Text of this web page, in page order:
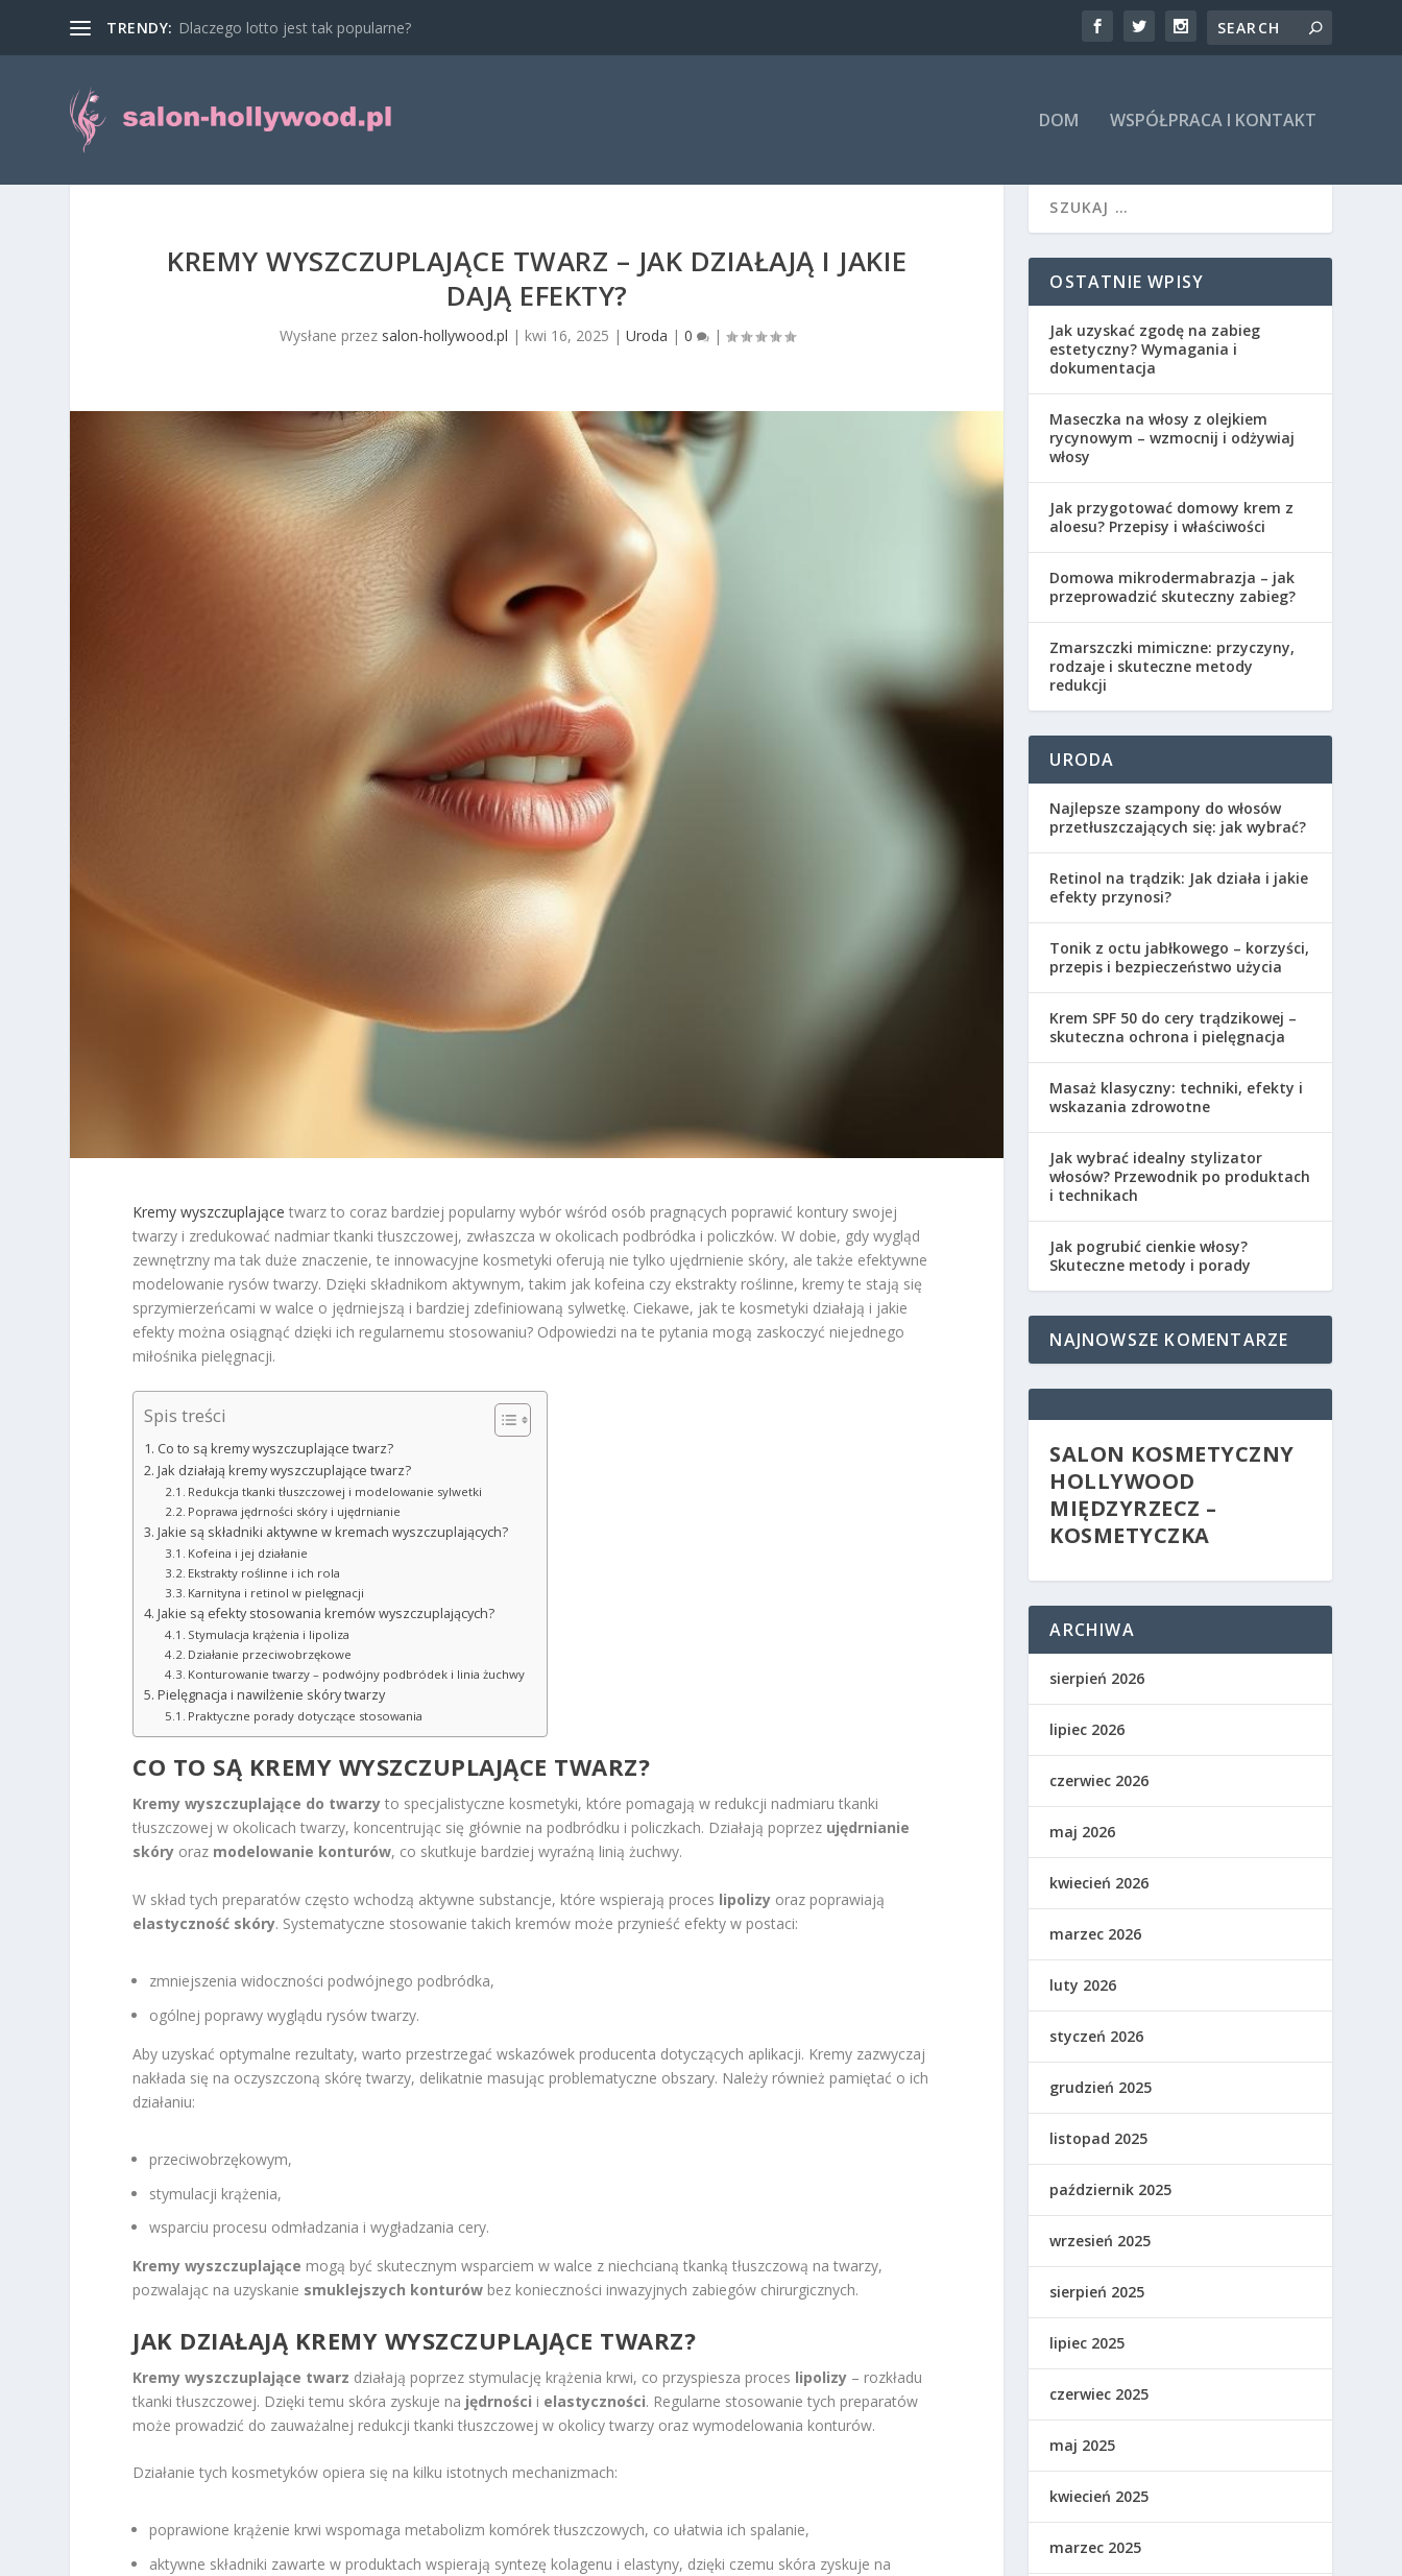
TRENDY: Dlaczego lotto jest tak popularne?
DOM WSPÓŁPRACA I KONTAKT
KREMY WYSZCZUPLAJĄCE TWARZ – JAK DZIAŁAJĄ I JAKIE
DAJĄ EFEKTY?
Wysłane przez salon-hollywood.pl | kwi 16, 2025 | Uroda | 0 |
Kremy wyszczuplające twarz to coraz bardziej popularny wybór wśród osób pragnących poprawić kontury swojej
twarzy i zredukować nadmiar tkanki tłuszczowej, zwłaszcza w okolicach podbródka i policzków. W dobie, gdy wygląd
zewnętrzny ma tak duże znaczenie, te innowacyjne kosmetyki oferują nie tylko ujędrnienie skóry, ale także efektywne
modelowanie rysów twarzy. Dzięki składnikom aktywnym, takim jak kofeina czy ekstrakty roślinne, kremy te stają się
sprzymierzeńcami w walce o jędrniejszą i bardziej zdefiniowaną sylwetkę. Ciekawe, jak te kosmetyki działają i jakie
efekty można osiągnąć dzięki ich regularnemu stosowaniu? Odpowiedzi na te pytania mogą zaskoczyć niejednego
miłośnika pielęgnacji.
Spis treści
Co to są kremy wyszczuplające twarz?
Jak działają kremy wyszczuplające twarz?
Redukcja tkanki tłuszczowej i modelowanie sylwetki
Poprawa jędrności skóry i ujędrnianie
Jakie są składniki aktywne w kremach wyszczuplających?
Kofeina i jej działanie
Ekstrakty roślinne i ich rola
Karnityna i retinol w pielęgnacji
Jakie są efekty stosowania kremów wyszczuplających?
Stymulacja krążenia i lipoliza
Działanie przeciwobrzękowe
Konturowanie twarzy – podwójny podbródek i linia żuchwy
Pielęgnacja i nawilżenie skóry twarzy
Praktyczne porady dotyczące stosowania
CO TO SĄ KREMY WYSZCZUPLAJĄCE TWARZ?
Kremy wyszczuplające do twarzy to specjalistyczne kosmetyki, które pomagają w redukcji nadmiaru tkanki
tłuszczowej w okolicach twarzy, koncentrując się głównie na podbródku i policzkach. Działają poprzez ujędrnianie
skóry oraz modelowanie konturów, co skutkuje bardziej wyraźną linią żuchwy.
W skład tych preparatów często wchodzą aktywne substancje, które wspierają proces lipolizy oraz poprawiają
elastyczność skóry. Systematyczne stosowanie takich kremów może przynieść efekty w postaci:
zmniejszenia widoczności podwójnego podbródka,
ogólnej poprawy wyglądu rysów twarzy.
Aby uzyskać optymalne rezultaty, warto przestrzegać wskazówek producenta dotyczących aplikacji. Kremy zazwyczaj
nakłada się na oczyszczoną skórę twarzy, delikatnie masując problematyczne obszary. Należy również pamiętać o ich
działaniu:
przeciwobrzękowym,
stymulacji krążenia,
wsparciu procesu odmładzania i wygładzania cery.
Kremy wyszczuplające mogą być skutecznym wsparciem w walce z niechcianą tkanką tłuszczową na twarzy,
pozwalając na uzyskanie smuklejszych konturów bez konieczności inwazyjnych zabiegów chirurgicznych.
JAK DZIAŁAJĄ KREMY WYSZCZUPLAJĄCE TWARZ?
Kremy wyszczuplające twarz działają poprzez stymulację krążenia krwi, co przyspiesza proces lipolizy – rozkładu
tkanki tłuszczowej. Dzięki temu skóra zyskuje na jędrności i elastyczności. Regularne stosowanie tych preparatów
może prowadzić do zauważalnej redukcji tkanki tłuszczowej w okolicy twarzy oraz wymodelowania konturów.
Działanie tych kosmetyków opiera się na kilku istotnych mechanizmach:
poprawione krążenie krwi wspomaga metabolizm komórek tłuszczowych, co ułatwia ich spalanie,
aktywne składniki zawarte w produktach wspierają syntezę kolagenu i elastyny, dzięki czemu skóra zyskuje na
OSTATNIE WPISY
Jak uzyskać zgodę na zabieg
estetyczny? Wymagania i
dokumentacja
Maseczka na włosy z olejkiem
rycynowym – wzmocnij i odżywiaj
włosy
Jak przygotować domowy krem z
aloesu? Przepisy i właściwości
Domowa mikrodermabrazja – jak
przeprowadzić skuteczny zabieg?
Zmarszczki mimiczne: przyczyny,
rodzaje i skuteczne metody
redukcji
URODA
Najlepsze szampony do włosów
przetłuszczających się: jak wybrać?
Retinol na trądzik: Jak działa i jakie
efekty przynosi?
Tonik z octu jabłkowego – korzyści,
przepis i bezpieczeństwo użycia
Krem SPF 50 do cery trądzikowej –
skuteczna ochrona i pielęgnacja
Masaż klasyczny: techniki, efekty i
wskazania zdrowotne
Jak wybrać idealny stylizator
włosów? Przewodnik po produktach
i technikach
Jak pogrubić cienkie włosy?
Skuteczne metody i porady
NAJNOWSZE KOMENTARZE
SALON KOSMETYCZNY
HOLLYWOOD
MIĘDZYRZECZ –
KOSMETYCZKA
ARCHIWA
sierpień 2026
lipiec 2026
czerwiec 2026
maj 2026
kwiecień 2026
marzec 2026
luty 2026
styczeń 2026
grudzień 2025
listopad 2025
październik 2025
wrzesień 2025
sierpień 2025
lipiec 2025
czerwiec 2025
maj 2025
kwiecień 2025
marzec 2025